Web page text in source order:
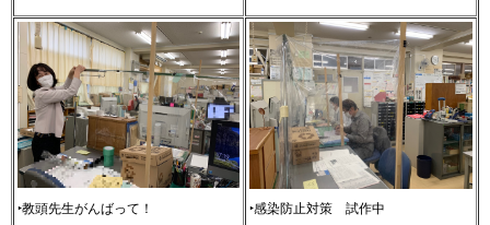
‣教頭先生がんばって！ ‣感染防止対策 試作中